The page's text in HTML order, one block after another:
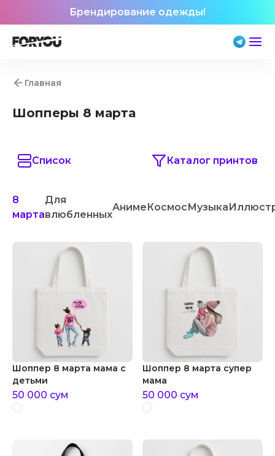
Брендирование одежды!
Главная
Шопперы 8 марта
Список Каталог принтов
8
марта
Для
влюбленных
АнимеКосмосМузыка
Шоппер 8 марта мама с
детьми
50 000 сум
Шоппер 8 марта супер
мама
50 000 сум